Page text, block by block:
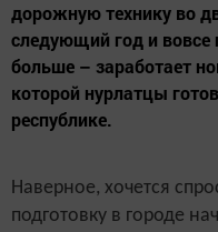
дорожную технику во
следующий год и вовсе
больше – заработает
которой нурлатцы
республике.
Наверное, хочется
подготовку в городе